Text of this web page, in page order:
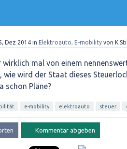
Dez 2014 in Elektroauto, E-mobility von
wirklich mal von einem
wie wird der Staat dieses
schon Pläne?
e-mobility elektroauto steuer